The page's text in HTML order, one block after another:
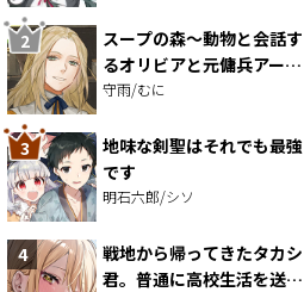
スープの森～動物と会話す
るオリビアと元傭兵アーサ
ーの物語～
守雨/むに
地味な剣聖はそれでも最強
です
明石六郎/シソ
戦地から帰ってきたタカシ
君。普通に高校生活を送り